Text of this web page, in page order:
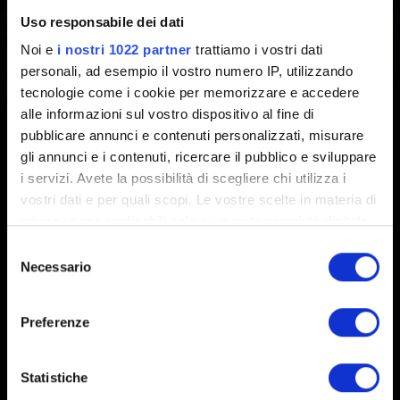
Uso responsabile dei dati
Noi e i nostri 1022 partner trattiamo i vostri dati
personali, ad esempio il vostro numero IP, utilizzando
tecnologie come i cookie per memorizzare e accedere
alle informazioni sul vostro dispositivo al fine di
pubblicare annunci e contenuti personalizzati, misurare
gli annunci e i contenuti, ricercare il pubblico e sviluppare
i servizi. Avete la possibilità di scegliere chi utilizza i
vostri dati e per quali scopi. Le vostre scelte in materia di
modificare o revocare il proprio consenso in qualsiasi
momento dalla Dichiarazione sui cookie o facendo clic
raccogliere informazioni sulla tua posizione
geografica, con un'approssimazione di qualche
delNecessario
Preferenze
Statistiche
Creato 3 anni fa Aggiornato 2 anni fa
Stiamo indagando su un problema per cui i contratti di
Viaggio in più fasi non risultano completati dopo aver
soddisfatto i requisiti.